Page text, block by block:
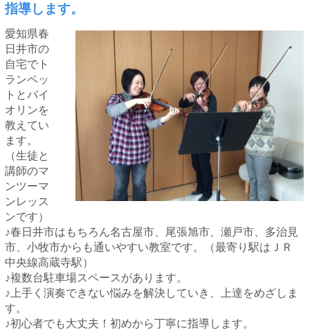
指導します。
愛知県春
日井市の
自宅でト
ランペッ
トとバイ
オリンを
教えてい
ます。
（生徒と
講師のマ
ンツーマ
ンレッス
ンです）
♪春日井市はもちろん名古屋市、尾張旭市、瀬戸市、多治見
市、小牧市からも通いやすい教室です。（最寄り駅はＪＲ
中央線高蔵寺駅）
♪複数台駐車場スペースがあります。
♪上手く演奏できない悩みを解決していき、上達をめざしま
す。
♪初心者でも大丈夫！初めから丁寧に指導します。